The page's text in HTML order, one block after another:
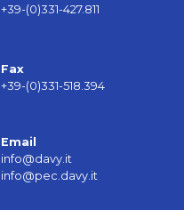
+39-(0)331-427.811
Fax
+39-(0)331-518.394
Email
info@davy.it
info@pec.davy.it